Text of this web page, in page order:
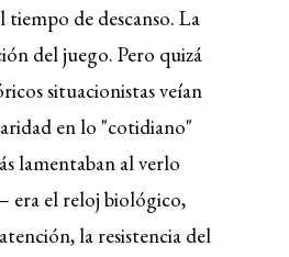
tiempo de descanso. La
del juego. Pero quizá
situacionistas veían
en lo "cotidiano"
lamentaban al verlo
era el reloj biológico,
la resistencia del